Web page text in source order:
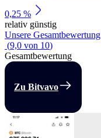
0,25 %
relativ günstig
Unsere Gesamtbewertung
(9,0 von 10)
Gesamtbewertung
Zu Bitvavo